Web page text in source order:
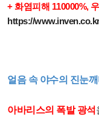
+ 화염피해 110000%,
https://
얼음 속 야수의 진눈깨
아바리스의 폭발 광석